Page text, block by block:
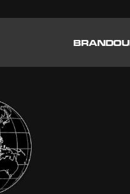
BRAND